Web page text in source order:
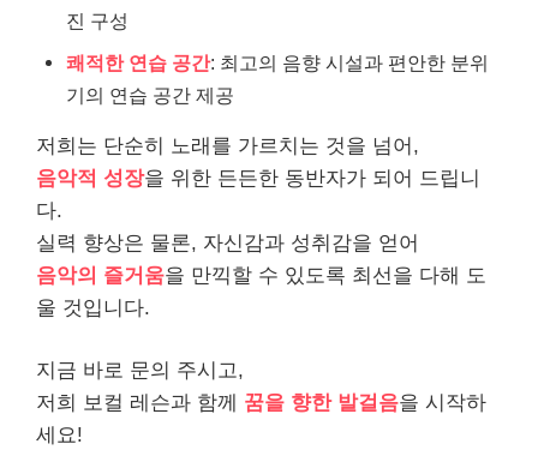
진 구성
쾌적한 연습 공간: 최고의 음향 시설과 편안한 분위
기의 연습 공간 제공
저희는 단순히 노래를 가르치는 것을 넘어,
음악적 성장을 위한 든든한 동반자가 되어 드립니
다.
실력 향상은 물론, 자신감과 성취감을 얻어
음악의 즐거움을 만끽할 수 있도록 최선을 다해 도
울 것입니다.
지금 바로 문의 주시고,
저희 보컬 레슨과 함께 꿈을 향한 발걸음을 시작하
세요!